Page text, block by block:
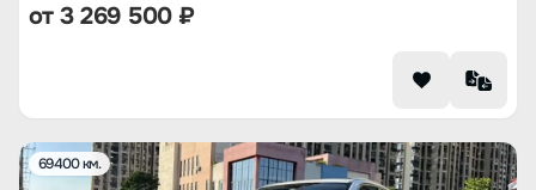
от3 269 500₽
69400 км.